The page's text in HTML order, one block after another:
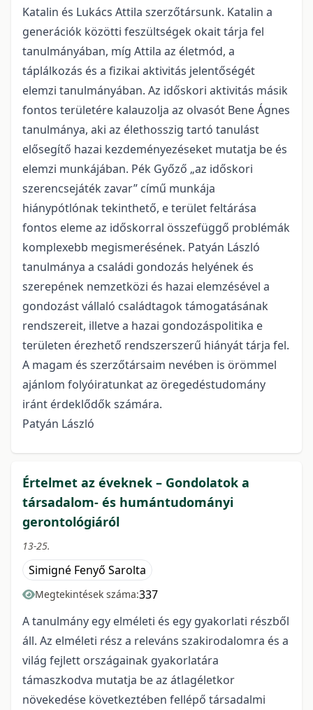
Katalin és Lukács Attila szerzőtársunk. Katalin a
generációk közötti feszültségek okait tárja fel
tanulmányában, míg Attila az életmód, a
táplálkozás és a fizikai aktivitás jelentőségét
elemzi tanulmányában. Az időskori aktivitás másik
fontos területére kalauzolja az olvasót Bene Ágnes
tanulmánya, aki az élethosszig tartó tanulást
elősegítő hazai kezdeményezéseket mutatja be és
elemzi munkájában. Pék Győző „az időskori
szerencsejáték zavar” című munkája
hiánypótlónak tekinthető, e terület feltárása
fontos eleme az időskorral összefüggő problémák
komplexebb megismerésének. Patyán László
tanulmánya a családi gondozás helyének és
szerepének nemzetközi és hazai elemzésével a
gondozást vállaló családtagok támogatásának
rendszereit, illetve a hazai gondozáspolitika e
területen érezhető rendszerszerű hiányát tárja fel.
A magam és szerzőtársaim nevében is örömmel
ajánlom folyóiratunkat az öregedéstudomány
iránt érdeklődők számára.
Patyán László
Értelmet az éveknek – Gondolatok a
társadalom- és humántudományi
gerontológiáról
13-25.
Simigné Fenyő Sarolta
Megtekintések száma:337
A tanulmány egy elméleti és egy gyakorlati részből
áll. Az elméleti rész a releváns szakirodalomra és a
világ fejlett országainak gyakorlatára
támaszkodva mutatja be az átlagéletkor
növekedése következtében fellépő társadalmi